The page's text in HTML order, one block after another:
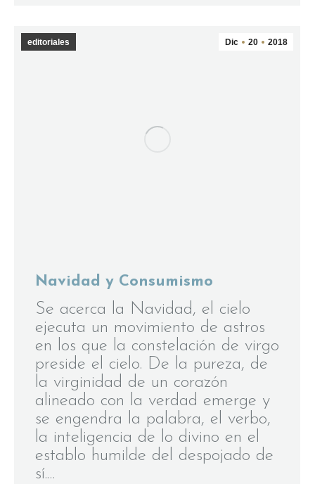
Dic 20 2018
editoriales
Navidad y Consumismo
Se acerca la Navidad, el cielo
ejecuta un movimiento de astros
en los que la constelación de virgo
preside el cielo. De la pureza, de
la virginidad de un corazón
alineado con la verdad emerge y
se engendra la palabra, el verbo,
la inteligencia de lo divino en el
establo humilde del despojado de
sí.…